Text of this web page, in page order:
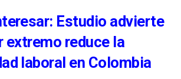
Estudio advierte
extremo reduce la
laboral en Colombia